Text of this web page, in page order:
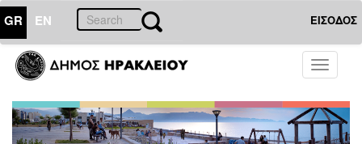
GR EN ΕΙΣΟΔΟΣ
Toggle
ΔΗΜΟΣ
Προσλήψεις
Αρχείο